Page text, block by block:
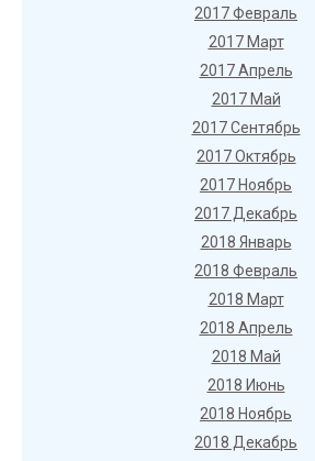
2017 Февраль
2017 Март
2017 Апрель
2017 Май
2017 Сентябрь
2017 Октябрь
2017 Ноябрь
2017 Декабрь
2018 Январь
2018 Февраль
2018 Март
2018 Апрель
2018 Май
2018 Июнь
2018 Ноябрь
2018 Декабрь